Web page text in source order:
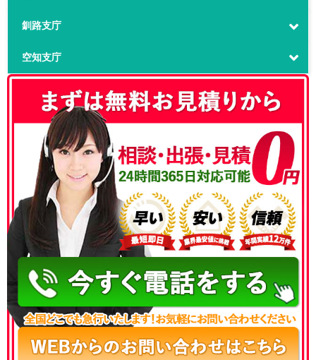
釧路支庁
空知支庁
050-3186-4780